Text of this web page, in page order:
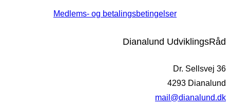
Medlems- og betalingsbetingelser
Dianalund UdviklingsRåd
Dr. Sellsvej 36
4293 Dianalund
mail@dianalund.dk